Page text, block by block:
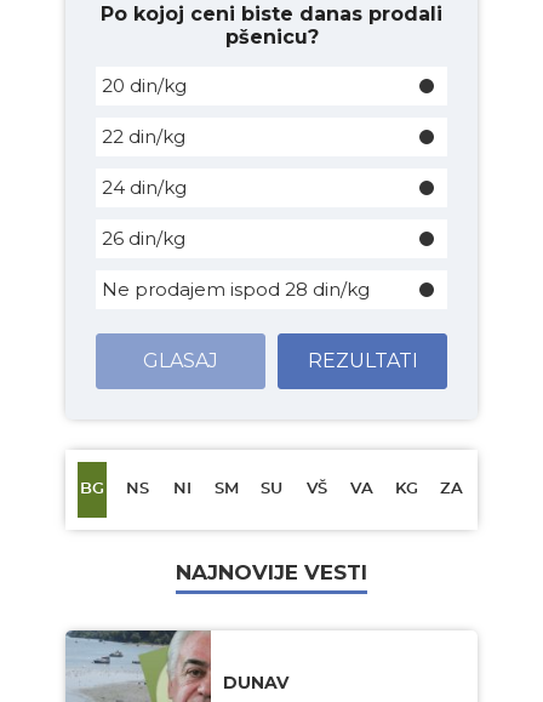
Po kojoj ceni biste danas prodali
pšenicu?
20 din/kg
22 din/kg
24 din/kg
26 din/kg
Ne prodajem ispod 28 din/kg
GLASAJ REZULTATI
BG NS NI SM SU VŠ VA KG ZA
NAJNOVIJE VESTI
DUNAV